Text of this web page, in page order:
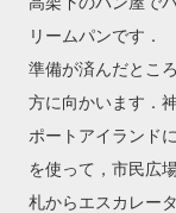
リームパンです．
準備が済んだとこ
方に向かいます．
ポートアイランド
を使って，市民広
札からエスカレー